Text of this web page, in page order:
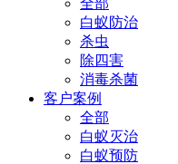
全部
白蚁防治
杀虫
除四害
消毒杀菌
客户案例
全部
白蚁灭治
白蚁预防